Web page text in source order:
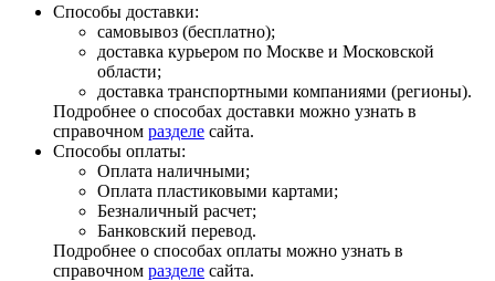
Способы доставки:
самовывоз (бесплатно);
доставка курьером по Москве и Московской
области;
доставка транспортными компаниями (регионы).
Подробнее о способах доставки можно узнать в
справочном разделе сайта.
Способы оплаты:
Оплата наличными;
Оплата пластиковыми картами;
Безналичный расчет;
Банковский перевод.
Подробнее о способах оплаты можно узнать в
справочном разделе сайта.